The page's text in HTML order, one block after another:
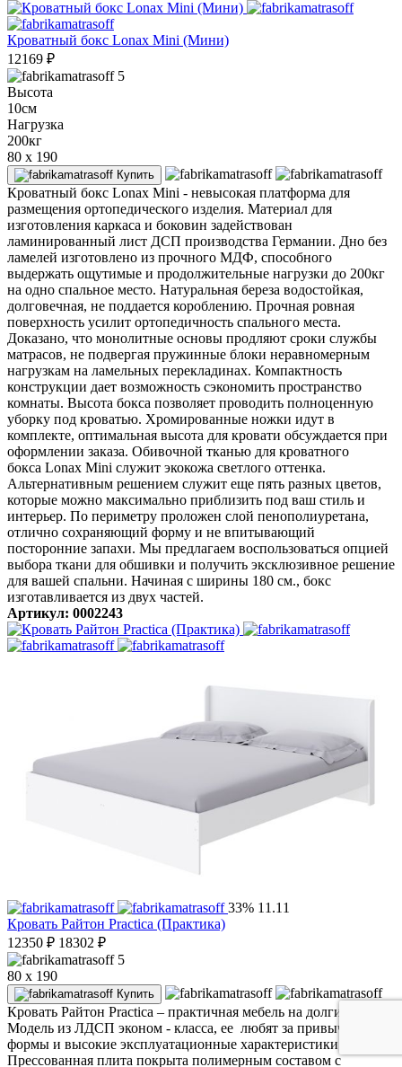
Кроватный бокс Lonax Mini (Мини)
12169 ₽
5
Высота
10см
Нагрузка
200кг
80 x 190
Купить
Кроватный бокс Lonax Mini - невысокая платформа для
размещения ортопедического изделия. Материал для
изготовления каркаса и боковин задействован
ламинированный лист ДСП производства Германии. Дно без
ламелей изготовлено из прочного МДФ, способного
выдержать ощутимые и продолжительные нагрузки до 200кг
на одно спальное место. Натуральная береза водостойкая,
долговечная, не поддается короблению. Прочная ровная
поверхность усилит ортопедичность спального места.
Доказано, что монолитные основы продляют сроки службы
матрасов, не подвергая пружинные блоки неравномерным
нагрузкам на ламельных перекладинах. Компактность
конструкции дает возможность сэкономить пространство
комнаты. Высота бокса позволяет проводить полноценную
уборку под кроватью. Хромированные ножки идут в
комплекте, оптимальная высота для кровати обсуждается при
оформлении заказа. Обивочной тканью для кроватного
бокса Lonax Mini служит экокожа светлого оттенка.
Альтернативным решением служит еще пять разных цветов,
которые можно максимально приблизить под ваш стиль и
интерьер. По периметру проложен слой пенополиуретана,
отлично сохраняющий форму и не впитывающий
посторонние запахи. Мы предлагаем воспользоваться опцией
выбора ткани для обшивки и получить эксклюзивное решение
для вашей спальни. Начиная с ширины 180 см., бокс
изготавливается из двух частей.
Артикул: 0002243
33% 11.11
Кровать Райтон Practica (Практика)
12350 ₽ 18302 ₽
5
80 x 190
Купить
Кровать Райтон Practica – практичная мебель на долгие годы.
Модель из ЛДСП эконом - класса, ее любят за привычные
формы и высокие эксплуатационные характеристики.
Прессованная плита покрыта полимерным составом с